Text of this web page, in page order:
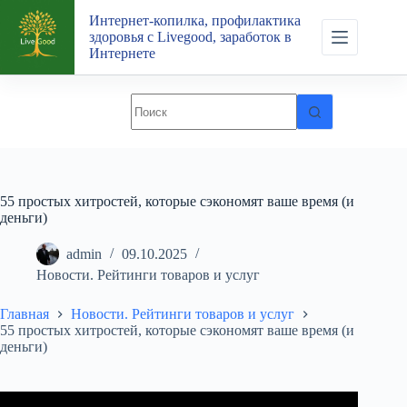
Перейти
сути
Интернет-копилка, профилактика
здоровья с Livegood, заработок в
Интернете
55 простых хитростей, которые сэкономят ваше время (и
деньги)
admin
09.10.2025
Новости. Рейтинги товаров и услуг
Главная
Новости. Рейтинги товаров и услуг
55 простых хитростей, которые сэкономят ваше время (и
деньги)